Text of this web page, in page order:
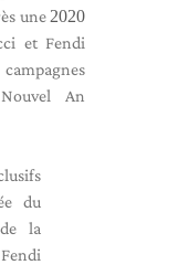
une 2020
et Fendi
An
du
la